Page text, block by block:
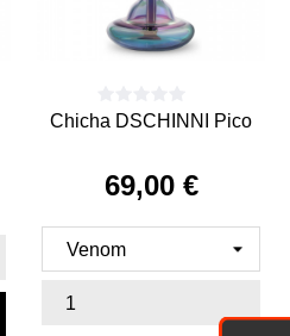
Chicha DSCHINNI Pico
69,00 €